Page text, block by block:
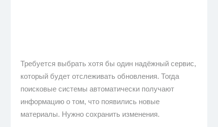
Требуется выбрать хотя бы один надёжный сервис,
который будет отслеживать обновления. Тогда
поисковые системы автоматически получают
информацию о том, что появились новые
материалы. Нужно сохранить изменения.